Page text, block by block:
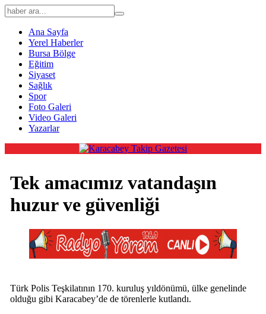
Ana Sayfa
Yerel Haberler
Bursa Bölge
Eğitim
Siyaset
Sağlık
Spor
Foto Galeri
Video Galeri
Yazarlar
Tek amacımız vatandaşın
huzur ve güvenliği
Türk Polis Teşkilatının 170. kuruluş yıldönümü, ülke genelinde
olduğu gibi Karacabey’de de törenlerle kutlandı.